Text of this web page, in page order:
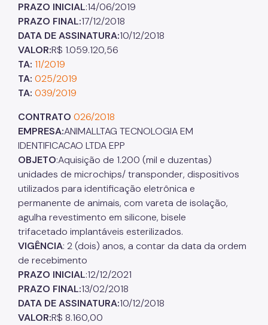
PRAZO INICIAL:14/06/2019
PRAZO FINAL:17/12/2018
DATA DE ASSINATURA:10/12/2018
VALOR:R$ 1.059.120,56
TA: 11/2019
TA: 025/2019
TA: 039/2019
CONTRATO 026/2018
EMPRESA:ANIMALLTAG TECNOLOGIA EM
IDENTIFICACAO LTDA EPP
OBJETO:Aquisição de 1.200 (mil e duzentas)
unidades de microchips/ transponder, dispositivos
utilizados para identificação eletrônica e
permanente de animais, com vareta de isolação,
agulha revestimento em silicone, bisele
trifacetado implantáveis esterilizados.
VIGÊNCIA: 2 (dois) anos, a contar da data da ordem
de recebimento
PRAZO INICIAL:12/12/2021
PRAZO FINAL:13/02/2018
DATA DE ASSINATURA:10/12/2018
VALOR:R$ 8.160,00